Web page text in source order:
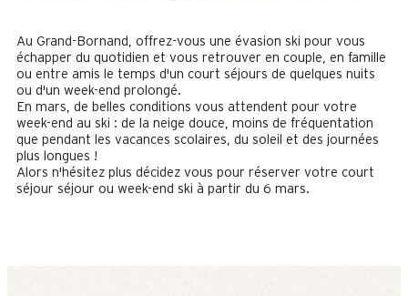
Au Grand-Bornand, offrez-vous une évasion ski pour vous
échapper du quotidien et vous retrouver en couple, en famille
ou entre amis le temps d'un court séjours de quelques nuits
ou d'un week-end prolongé.
En mars, de belles conditions vous attendent pour votre
week-end au ski : de la neige douce, moins de fréquentation
que pendant les vacances scolaires, du soleil et des journées
plus longues !
Alors n'hésitez plus décidez vous pour réserver votre court
séjour séjour ou week-end ski à partir du 6 mars.